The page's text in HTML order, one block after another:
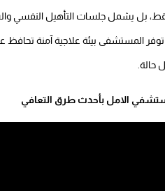
فقط، بل يشمل جلسات التأهيل النفسي
المستشفى بيئة علاجية آمنة
حالة.
الامل بأحدث طرق التعافي